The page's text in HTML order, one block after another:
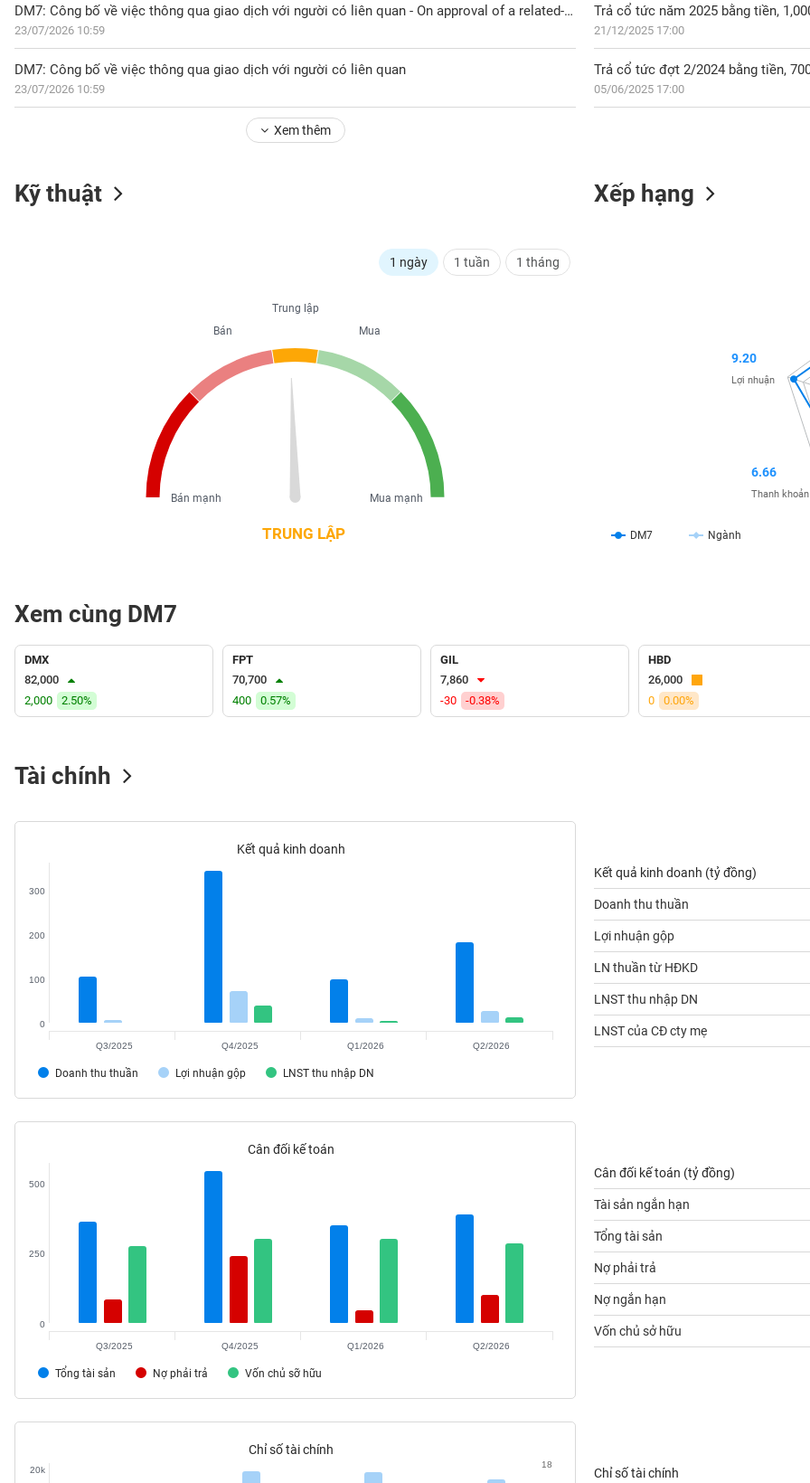
DM7: Công bố về việc thông qua giao dịch với người có liên quan - On approval of a related-party transaction
23/07/2026 10:59
DM7: Công bố về việc thông qua giao dịch với người có liên quan
23/07/2026 10:59
Xem thêm
Trả cổ tức năm 2025 bằng tiền,
21/12/2025 17:00
Trả cổ tức đợt 2/2024 bằng tiền,
05/06/2025 17:00
Kỹ thuật
1 ngày 1 tuần 1 tháng
TRUNG LẬP
Trung lập
Mua
Mua mạnh
Bán
Bán mạnh
Xếp hạng
DM7 Ngành
6.66
Thanh khoản
9.20
Lợi nhuận
Xem cùng DM7
DMX
82,000
2,000
2.50%
FPT
70,700
400
0.57%
GIL
7,860
-30
-0.38%
HBD
26,000
0
0.00%
Tài chính
Kết quả kinh doanh
Doanh thu thuần Lợi nhuận gộp LNST thu nhập DN
0
100
200
300
Q3/2025 Q4/2025 Q1/2026 Q2/2026
Kết quả kinh doanh (tỷ đồng)
Doanh thu thuần
Lợi nhuận gộp
LN thuần từ HĐKD
LNST thu nhập DN
LNST của CĐ cty mẹ
Cân đối kế toán
Tổng tài sản Nợ phải trả Vốn chủ sỡ hữu
0
250
500
Q3/2025 Q4/2025 Q1/2026 Q2/2026
Cân đối kế toán (tỷ đồng)
Tài sản ngắn hạn
Tổng tài sản
Nợ phải trả
Nợ ngắn hạn
Vốn chủ sở hữu
Chỉ số tài chính
20k
18
Chỉ số tài chính
DOANH
NGHIỆP
CỔ
PHIẾU
SINH
(-)
VS-
SECTOR
VẬT
NGHIỆP
TIÊU
DÙNG
TIÊU
THIẾT
CHĂM